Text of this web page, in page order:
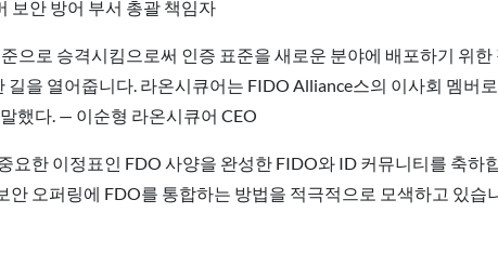
보안 방어 부서 총괄 책임자
으로 승격시킴으로써 인증 표준을 새로운 분야에 배포하기 위
을 열어줍니다. 라온시큐어는 FIDO Alliance스의 이사회 멤버
했다. — 이순형 라온시큐어 CEO
요한 이정표인 FDO 사양을 완성한 FIDO와 ID 커뮤니티를 축하
오퍼링에 FDO를 통합하는 방법을 적극적으로 모색하고 있습